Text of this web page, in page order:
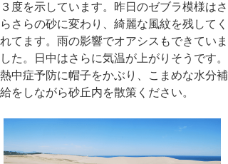
３度を示しています。昨日のゼブラ模様はさ
らさらの砂に変わり、綺麗な風紋を残してく
れてます。雨の影響でオアシスもできていま
した。日中はさらに気温が上がりそうです。
熱中症予防に帽子をかぶり、こまめな水分補
給をしながら砂丘内を散策ください。